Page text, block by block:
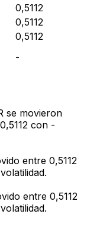
0,5112
0,5112
0,5112
-
se movieron
con -
entre 0,5112
entre 0,5112